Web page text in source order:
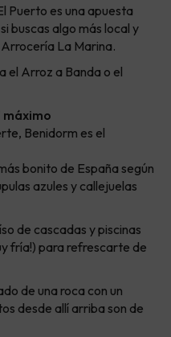
Puerto es una apuesta
buscas algo más local y
La Marina.
el Arroz a Banda o el
máximo
Benidorm es el
bonito de España según
azules y callejuelas
de cascadas y piscinas
fría!) para refrescarte de
de una roca con un
desde allí arriba son de